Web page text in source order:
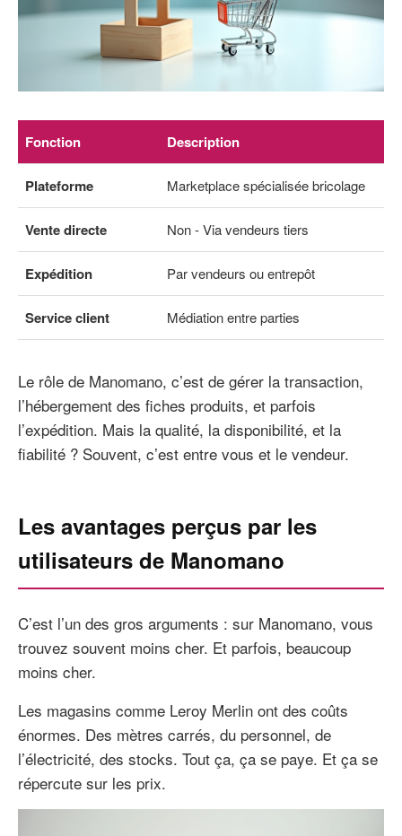
Fonction Description
Plateforme Marketplace spécialisée bricolage
Vente directe Non - Via vendeurs tiers
Expédition Par vendeurs ou entrepôt
Service client Médiation entre parties
Le rôle de Manomano, c’est de gérer la transaction,
l’hébergement des fiches produits, et parfois
l’expédition. Mais la qualité, la disponibilité, et la
fiabilité ? Souvent, c’est entre vous et le vendeur.
Les avantages perçus par les
utilisateurs de Manomano
C’est l’un des gros arguments : sur Manomano, vous
trouvez souvent moins cher. Et parfois, beaucoup
moins cher.
Les magasins comme Leroy Merlin ont des coûts
énormes. Des mètres carrés, du personnel, de
l’électricité, des stocks. Tout ça, ça se paye. Et ça se
répercute sur les prix.